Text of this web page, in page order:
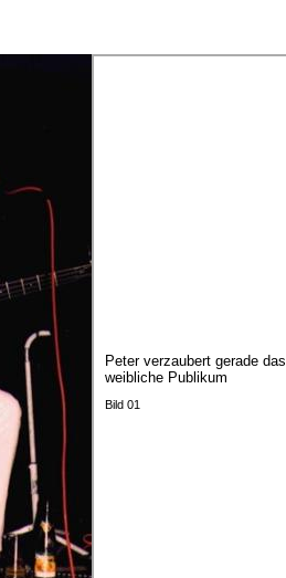
Peter verzaubert gerade das
weibliche Publikum
Bild 01